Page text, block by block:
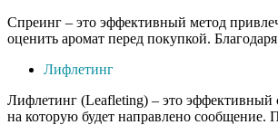
Спреинг – это эффективный метод
оценить аромат перед покупкой.
Лифлетинг
Лифлетинг (Leafleting) – это эффективный
на которую будет направлено сообщение.